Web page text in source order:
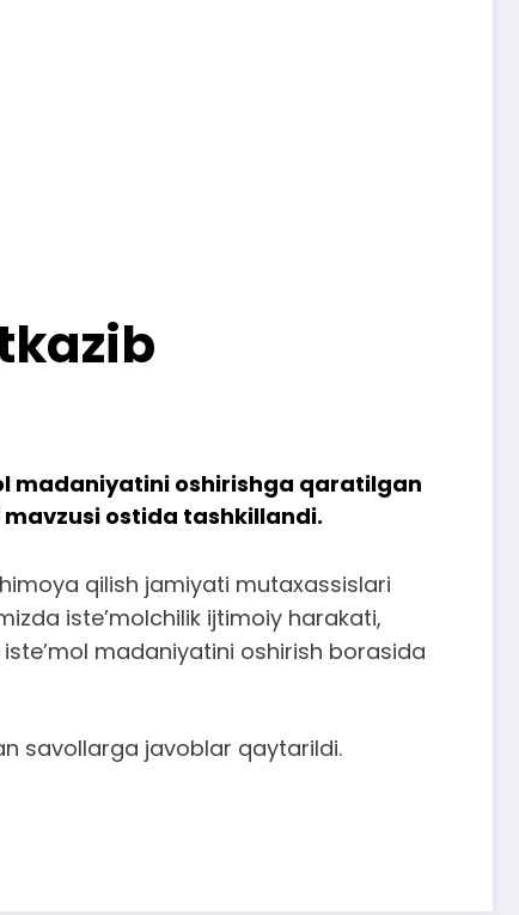
madaniyatini oshirishga qaratilgan
ostida tashkillandi.
qilish jamiyati mutaxassislari
iste’molchilik ijtimoiy harakati,
madaniyatini oshirish borasida
savollarga javoblar qaytarildi.